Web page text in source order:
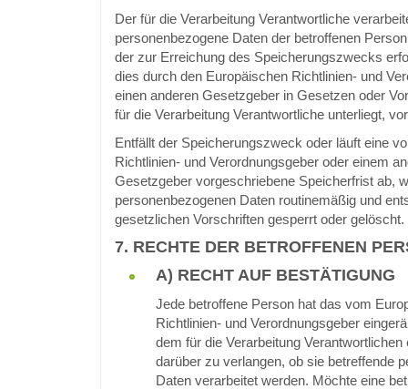
Der für die Verarbeitung Verantwortliche
personenbezogene Daten der betroffenen
der zur Erreichung des Speicherungszwecks
dies durch den Europäischen Richtlinien- und
einen anderen Gesetzgeber in Gesetzen oder
für die Verarbeitung Verantwortliche unterliegt,
Entfällt der Speicherungszweck oder läuft eine
Richtlinien- und Verordnungsgeber oder einem
Gesetzgeber vorgeschriebene Speicherfrist ab,
personenbezogenen Daten routinemäßig und
gesetzlichen Vorschriften gesperrt oder gelöscht.
7. RECHTE DER BETROFFENEN
A) RECHT AUF BESTÄTIGUNG
Jede betroffene Person hat das vom
Richtlinien- und Verordnungsgeber
dem für die Verarbeitung Verantwortlichen
darüber zu verlangen, ob sie betreffende
Daten verarbeitet werden. Möchte eine